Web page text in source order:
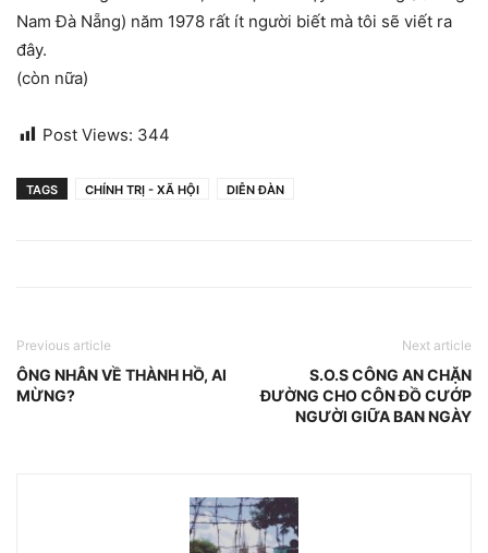
Nam Đà Nẵng) năm 1978 rất ít người biết mà tôi sẽ viết ra
đây.
(còn nữa)
Post Views: 344
TAGS CHÍNH TRỊ - XÃ HỘI DIỄN ĐÀN
Previous article
ÔNG NHÂN VỀ THÀNH HỒ, AI
MỪNG?
Next article
S.O.S CÔNG AN CHẶN
ĐƯỜNG CHO CÔN ĐỒ CƯỚP
NGƯỜI GIỮA BAN NGÀY